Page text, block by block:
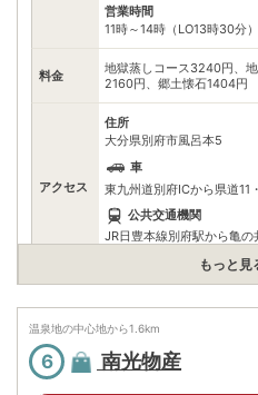
営業時間
11時～14時（LO13時30分
料金
地獄蒸しコース3240円、
2160円、郷土懐石1404円
アクセス
住所
大分県別府市風呂本5
車
東九州道別府ICから県道
公共交通機関
JR日豊本線別府駅から亀
電話番号 0977660011
※ 掲載情報は変更になる場合があります
問合せください。
もっと見
温泉地の中心地から1.6km
6 南光物産